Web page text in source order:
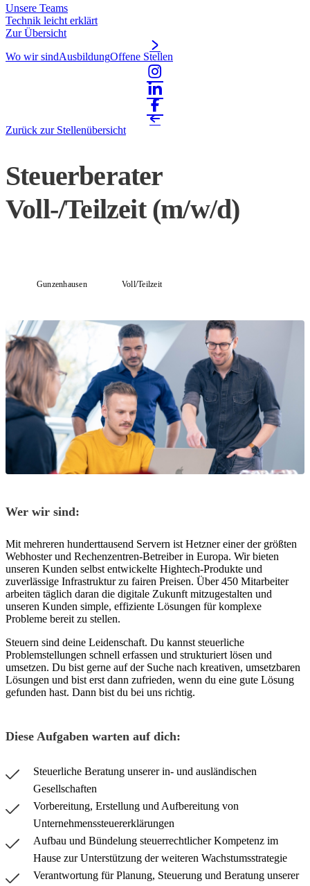
Unsere Teams
Technik leicht erklärt
Zur Übersicht
Wo wir sindAusbildungOffene Stellen
Zurück zur Stellenübersicht
Steuerberater
Voll-/Teilzeit (m/w/d)
Gunzenhausen Voll/Teilzeit
Wer wir sind:
Mit mehreren hunderttausend Servern ist Hetzner einer der größten
Webhoster und Rechenzentren-Betreiber in Europa. Wir bieten
unseren Kunden selbst entwickelte Hightech-Produkte und
zuverlässige Infrastruktur zu fairen Preisen. Über 450 Mitarbeiter
arbeiten täglich daran die digitale Zukunft mitzugestalten und
unseren Kunden simple, effiziente Lösungen für komplexe
Probleme bereit zu stellen.
Steuern sind deine Leidenschaft. Du kannst steuerliche
Problemstellungen schnell erfassen und strukturiert lösen und
umsetzen. Du bist gerne auf der Suche nach kreativen, umsetzbaren
Lösungen und bist erst dann zufrieden, wenn du eine gute Lösung
gefunden hast. Dann bist du bei uns richtig.
Diese Aufgaben warten auf dich:
Steuerliche Beratung unserer in- und ausländischen
Gesellschaften
Vorbereitung, Erstellung und Aufbereitung von
Unternehmenssteuererklärungen
Aufbau und Bündelung steuerrechtlicher Kompetenz im
Hause zur Unterstützung der weiteren Wachstumsstrategie
Verantwortung für Planung, Steuerung und Beratung unserer